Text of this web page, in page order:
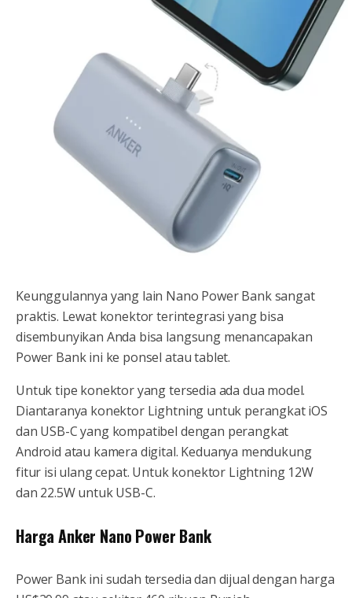
Keunggulannya yang lain Nano Power Bank sangat
praktis. Lewat konektor terintegrasi yang bisa
disembunyikan Anda bisa langsung menancapakan
Power Bank ini ke ponsel atau tablet.
Untuk tipe konektor yang tersedia ada dua model.
Diantaranya konektor Lightning untuk perangkat iOS
dan USB-C yang kompatibel dengan perangkat
Android atau kamera digital. Keduanya mendukung
fitur isi ulang cepat. Untuk konektor Lightning 12W
dan 22.5W untuk USB-C.
Harga Anker Nano Power Bank
Power Bank ini sudah tersedia dan dijual dengan harga